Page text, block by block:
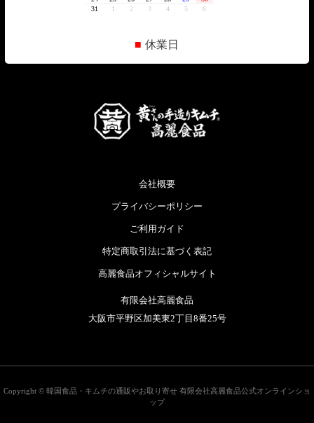
■ 休業日
会社概要
プライバシーポリシー
ご利用ガイド
特定商取引法に基づく表記
高麗食品オフィシャルサイト
有限会社高麗食品
大阪市平野区加美東2丁目8番25号
Copyright © 韓国食品・キムチの通販やお取り寄せ 有限会社高麗食品公式オンラインショ
ップ